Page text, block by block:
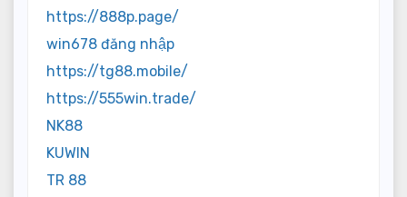
https://888p.page/
win678 đăng nhập
https://tg88.mobile/
https://555win.trade/
NK88
KUWIN
TR 88